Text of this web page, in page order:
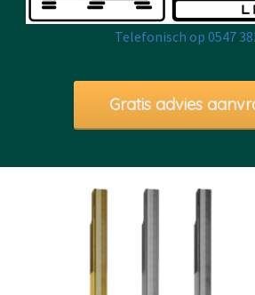
Telefonisch op 0547
Gratis advies